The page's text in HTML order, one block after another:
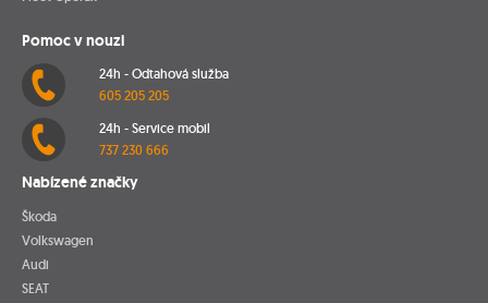
Pomoc v nouzi
24h - Odtahová služba
605 205 205
24h - Service mobil
737 230 666
Nabízené značky
Škoda
Volkswagen
Audi
SEAT